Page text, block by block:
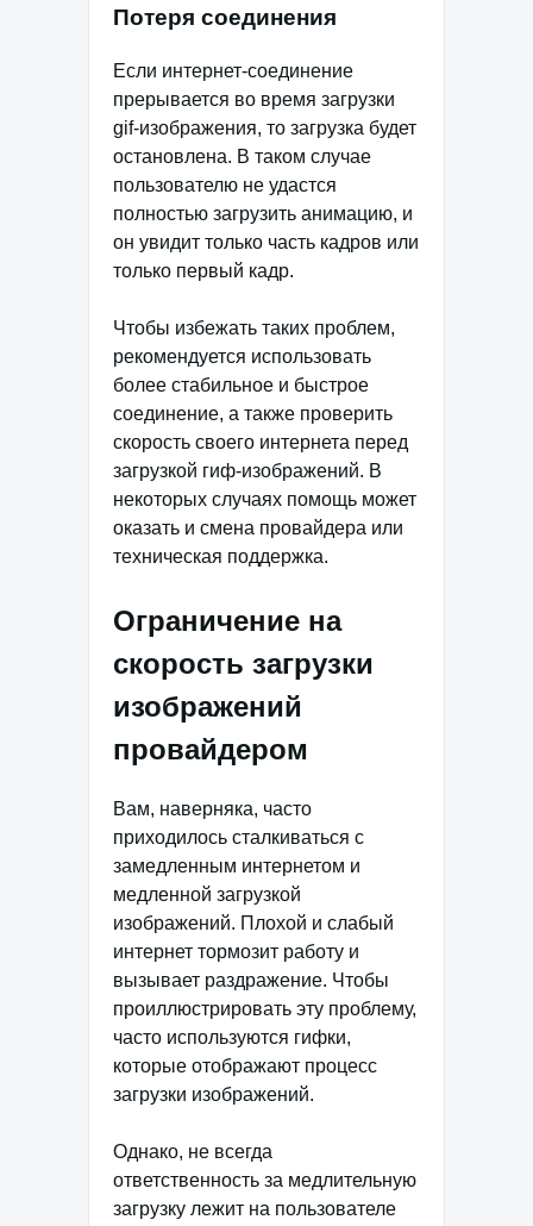
Потеря соединения
Если интернет-соединение
прерывается во время загрузки
gif-изображения, то загрузка будет
остановлена. В таком случае
пользователю не удастся
полностью загрузить анимацию, и
он увидит только часть кадров или
только первый кадр.
Чтобы избежать таких проблем,
рекомендуется использовать
более стабильное и быстрое
соединение, а также проверить
скорость своего интернета перед
загрузкой гиф-изображений. В
некоторых случаях помощь может
оказать и смена провайдера или
техническая поддержка.
Ограничение на
скорость загрузки
изображений
провайдером
Вам, наверняка, часто
приходилось сталкиваться с
замедленным интернетом и
медленной загрузкой
изображений. Плохой и слабый
интернет тормозит работу и
вызывает раздражение. Чтобы
проиллюстрировать эту проблему,
часто используются гифки,
которые отображают процесс
загрузки изображений.
Однако, не всегда
ответственность за медлительную
загрузку лежит на пользователе